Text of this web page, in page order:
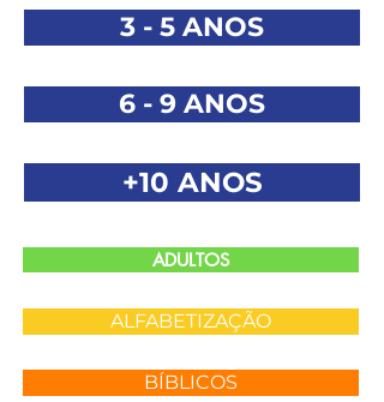
3 - 5 ANOS
6 - 9 ANOS
+10 ANOS
ADULTOS
ALFABETIZAÇÃO
BÍBLICOS